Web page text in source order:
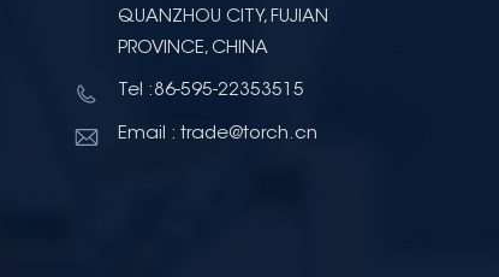
QUANZHOU CITY, FUJIAN
PROVINCE, CHINA
Tel :86-595-22353515
Email : trade@torch.cn